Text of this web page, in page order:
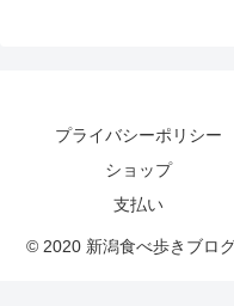
プライバシーポリシー
ショップ
支払い
© 2020 新潟食べ歩きブロ